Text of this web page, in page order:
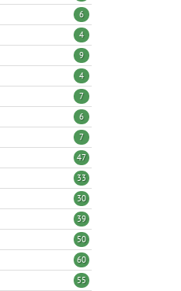
6
4
9
4
7
6
7
47
33
30
39
50
60
55